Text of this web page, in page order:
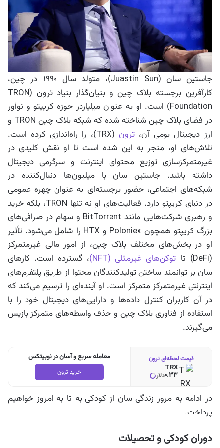
جاستین سان (Juastin Sun)، متولد سال 1990 در چین،
کارآفرین برجسته بلاک چین و بنیان‌گذار بنیاد ترون (TRON
Foundation) است. او به عنوان میلیاردر حوزه کریپتو و نوآور
در فضای بلاک چین شناخته شده که شبکه بلاک چین TRON و
ارز دیجیتال بومی آن، ترون
(TRX)، را راه‌اندازی کرده است.
تلاش‌های او، منجر به این شده است تا او نقش کلیدی در
غیرمتمرکزسازی توزیع محتوای اینترنت و سرگرمی دیجیتال
داشته باشد. جاستین سان با میلیون‌ها دنبال‌کننده در
شبکه‌های اجتماعی، حضور برجسته‌ای به عنوان چهره عمومی
در دنیای کریپتو دارد. فعالیت‌های او نه تنها TRON، بلکه خرید
و رهبری شرکت‌هایی مانند BitTorrent و سهام در صرافی‌های
بزرگ کریپتو همچون Poloniex و HTX را شامل می‌شود. تأثیر
او در بخش‌های مختلف بلاک چین، از امور مالی غیرمتمرکز
(DeFi) تا
توکن‌های غیرمثلی (NFT)
، گسترده است. کارهای
سان بر توانمند ساختن تولیدکنندگان محتوا از طریق پلتفرم‌های
اینترنتی غیرمتمرکز متمرکز است. او آینده‌ای را ترسیم می‌کند که
در آن کاربران کنترل داده‌ها و دارایی‌های دیجیتال خود را با
استفاده از فناوری بلاک چین و حذف واسطه‌های متمرکز بازپس
می‌گیرند.
معامله سریع و آسان در نوبیتکس
خرید ترون
قیمت لحظه‌ای ترون
TRX
0.33دلار
در ادامه به مرور زندگی سان از کودکی به تا به امروز خواهیم
پرداخت.
دوران کودکی و تحصیلات